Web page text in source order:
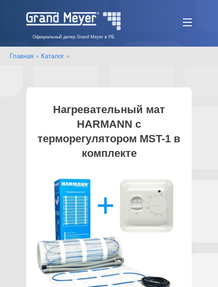
Официальный дилер Grand Meyer в РБ
Главная » Каталог »
Нагревательный мат
HARMANN с
терморегулятором MST-1 в
комплекте